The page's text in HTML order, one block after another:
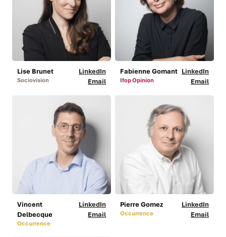
Lise Brunet
Sociovision
LinkedIn
Email
Fabienne Gomant
Ifop Opinion
LinkedIn
Email
Vincent
Delbecque
Occurrence
LinkedIn
Email
Pierre Gomez
Occurrence
LinkedIn
Email